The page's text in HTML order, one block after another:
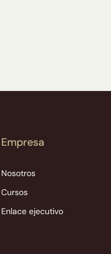
Empresa
Nosotros
Cursos
Enlace ejecutivo